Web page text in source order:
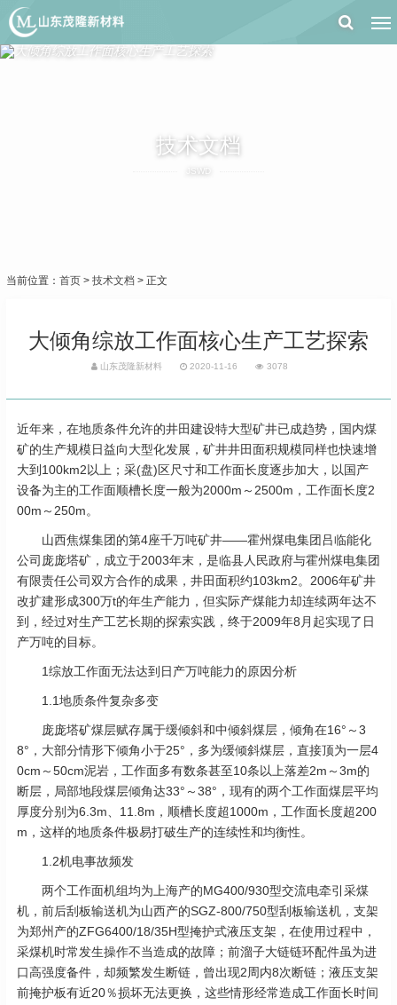
技术文档
JSWD
当前位置： 首页 > 技术文档 > 正文
大倾角综放工作面核心生产工艺探索
山东茂隆新材料 2020-11-16 3078
近年来，在地质条件允许的井田建设特大型矿井已成趋势，国内煤
矿的生产规模日益向大型化发展，矿井井田面积规模同样也快速增
大到100km2以上；采(盘)区尺寸和工作面长度逐步加大，以国产
设备为主的工作面顺槽长度一般为2000m～2500m，工作面长度2
00m～250m。
山西焦煤集团的第4座千万吨矿井——霍州煤电集团吕临能化
公司庞庞塔矿，成立于2003年末，是临县人民政府与霍州煤电集团
有限责任公司双方合作的成果，井田面积约103km2。2006年矿井
改扩建形成300万t的年生产能力，但实际产煤能力却连续两年达不
到，经过对生产工艺长期的探索实践，终于2009年8月起实现了日
产万吨的目标。
1综放工作面无法达到日产万吨能力的原因分析
1.1地质条件复杂多变
庞庞塔矿煤层赋存属于缓倾斜和中倾斜煤层，倾角在16°～3
8°，大部分情形下倾角小于25°，多为缓倾斜煤层，直接顶为一层4
0cm～50cm泥岩，工作面多有数条甚至10条以上落差2m～3m的
断层，局部地段煤层倾角达33°～38°，现有的两个工作面煤层平均
厚度分别为6.3m、11.8m，顺槽长度超1000m，工作面长度超200
m，这样的地质条件极易打破生产的连续性和均衡性。
1.2机电事故频发
两个工作面机组均为上海产的MG400/930型交流电牵引采煤
机，前后刮板输送机为山西产的SGZ-800/750型刮板输送机，支架
为郑州产的ZFG6400/18/35H型掩护式液压支架，在使用过程中，
采煤机时常发生操作不当造成的故障；前溜子大链链环配件虽为进
口高强度备件，却频繁发生断链，曾出现2周内8次断链；液压支架
前掩护板有近20％损坏无法更换，这些情形经常造成工作面长时间